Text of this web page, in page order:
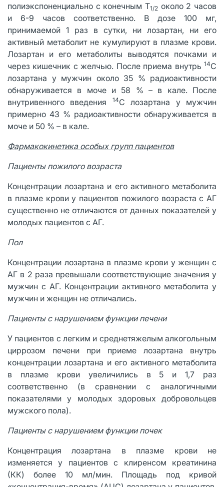
полиэкспоненциально с конечным Т1/2 около 2 часов
и 6-9 часов соответственно. В дозе 100 мг,
принимаемой 1 раз в сутки, ни лозартан, ни его
активный метаболит не кумулируют в плазме крови.
Лозартан и его метаболиты выводятся почками и
через кишечник с желчью. После приема внутрь 14С
лозартана у мужчин около 35 % радиоактивности
обнаруживается в моче и 58 % – в кале. После
внутривенного введения
14С лозартана у мужчин
примерно 43 % радиоактивности обнаруживается в
моче и 50 % – в кале.
Фармакокинетика особых групп пациентов
Пациенты пожилого возраста
Концентрации лозартана и его активного метаболита
в плазме крови у пациентов пожилого возраста с АГ
существенно не отличаются от данных показателей у
молодых пациентов с АГ.
Пол
Концентрации лозартана в плазме крови у женщин с
АГ в 2 раза превышали соответствующие значения у
мужчин с АГ. Концентрации активного метаболита у
мужчин и женщин не отличались.
Пациенты с нарушением функции печени
У пациентов с легким и среднетяжелым алкогольным
циррозом печени при приеме лозартана внутрь
концентрации лозартана и его активного метаболита
в плазме крови увеличились в 5 и 1,7 раз
соответственно (в сравнении с аналогичными
показателями у молодых здоровых добровольцев
мужского пола).
Пациенты с нарушением функции почек
Концентрация лозартана в плазме крови не
изменяется у пациентов с клиренсом креатинина
(КК) более 10 мл/мин. Площадь под кривой